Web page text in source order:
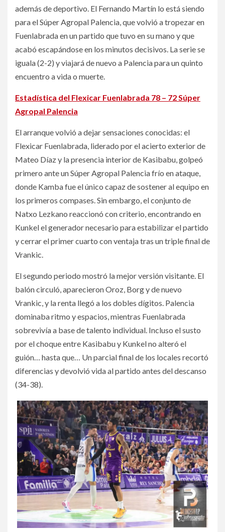
además de deportivo. El Fernando Martín lo está siendo
para el Súper Agropal Palencia, que volvió a tropezar en
Fuenlabrada en un partido que tuvo en su mano y que
acabó escapándose en los minutos decisivos. La serie se
iguala (2-2) y viajará de nuevo a Palencia para un quinto
encuentro a vida o muerte.
Estadística del Flexicar Fuenlabrada 78 – 72 Súper
Agropal Palencia
El arranque volvió a dejar sensaciones conocidas: el
Flexicar Fuenlabrada, liderado por el acierto exterior de
Mateo Díaz y la presencia interior de Kasibabu, golpeó
primero ante un Súper Agropal Palencia frío en ataque,
donde Kamba fue el único capaz de sostener al equipo en
los primeros compases. Sin embargo, el conjunto de
Natxo Lezkano reaccionó con criterio, encontrando en
Kunkel el generador necesario para estabilizar el partido
y cerrar el primer cuarto con ventaja tras un triple final de
Vrankic.
El segundo periodo mostró la mejor versión visitante. El
balón circuló, aparecieron Oroz, Borg y de nuevo
Vrankic, y la renta llegó a los dobles dígitos. Palencia
dominaba ritmo y espacios, mientras Fuenlabrada
sobrevivía a base de talento individual. Incluso el susto
por el choque entre Kasibabu y Kunkel no alteró el
guión… hasta que… Un parcial final de los locales recortó
diferencias y devolvió vida al partido antes del descanso
(34-38).